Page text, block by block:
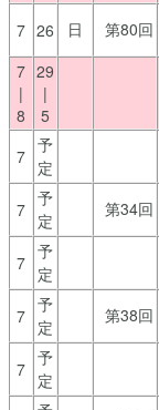
7 26 日 第80回
7
|
8
29
|
5
7
予
定
7
予
定
第34回
7
予
定
7
予
定
第38回
7
予
定